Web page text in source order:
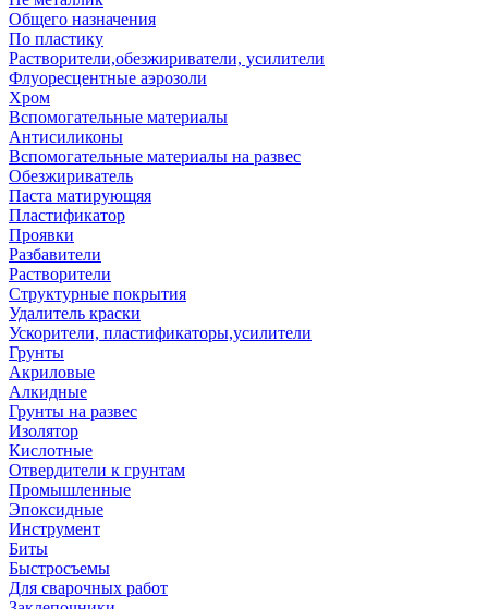
Общего назначения
По пластику
Растворители,обезжириватели, усилители
Флуоресцентные аэрозоли
Хром
Вспомогательные материалы
Антисиликоны
Вспомогательные материалы на развес
Обезжириватель
Паста матирующяя
Пластификатор
Проявки
Разбавители
Растворители
Структурные покрытия
Удалитель краски
Ускорители, пластификаторы,усилители
Грунты
Акриловые
Алкидные
Грунты на развес
Изолятор
Кислотные
Отвердители к грунтам
Промышленные
Эпоксидные
Инструмент
Биты
Быстросъемы
Для сварочных работ